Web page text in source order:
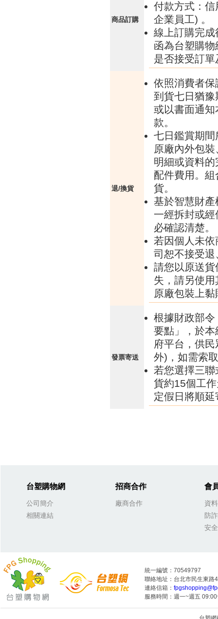
商品訂購
付款方式：
企業員工) 。
線上訂購完
函為台塑購
是否接受訂
退/換貨
依照消費者
到貨七日猶
或以書面通
款。
七日鑑賞期
原廠內外包
明細或資料
配件費用。
貨。
基於智慧財
一經拆封或
必確認清楚。
若因個人未
司恕不接受
請您以原送
失，請另使
原廠包裝上
發票寄送
根據財政部
要點」，於
府平台，供
外)，如需索
若您選擇三
貨約15個工
定假日將順延
台塑購物網
公司簡介
相關連結
招商合作
廠商合作
會
資
防
安
統一編號：70549797
聯絡地址：台北市民生東路
連絡信箱：
服務時間：週一~週五